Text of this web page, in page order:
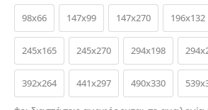
98x66 147x99 147x270 196x132
245x165 245x270 294x198
392x264 441x297 490x330